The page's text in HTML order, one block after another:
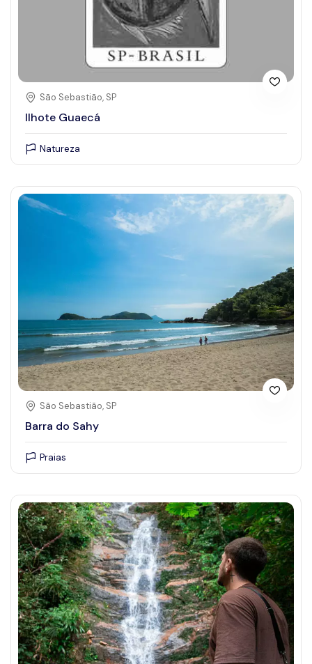
São Sebastião, SP
Ilhote Guaecá
Natureza
São Sebastião, SP
Barra do Sahy
Praias